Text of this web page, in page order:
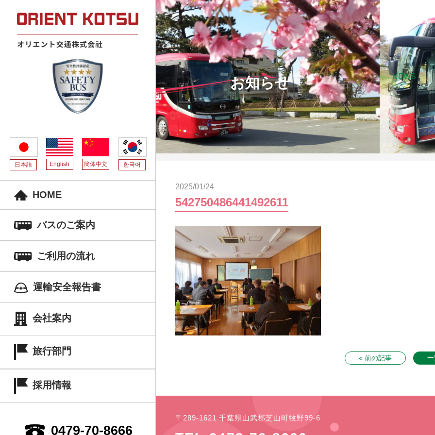
日本語 English 簡体中文 한국어
HOME
バスのご案内
ご利用の流れ
運輸安全報告書
会社案内
旅行部門
採用情報
0479-70-8666
お知らせ NEWS
2025/01/24
542750486441492611
« 前の記事
〒289-1621 千葉県山武郡芝山町牧野99-6